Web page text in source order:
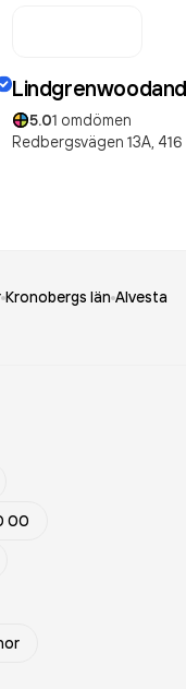
5.01 omdömen
Redbergsvägen 13A,
Kronobergs län Alvesta
00